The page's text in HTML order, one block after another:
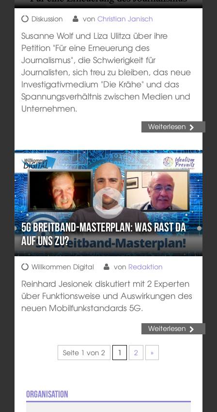
Diskussion von Christian Janisch
Susanne Wolf und Liza Ulitza über ihre
Petition "Für eine Erneuerung des
Journalismus", die Schwierigkeit für
Journalisten, sich treu zu bleiben, das neue
Investigativmedium "Die Krähe" und das
Spannungsverhältnis zwischen Medien und
Unternehmen.
Weiterlesen
5G Breitband-Masterplan: Was rast da
auf uns zu?
Willkommen Digital von Redaktion
Reinhard Jesionek diskutiert mit 2 Experten
über Funktionsweise und Auswirkungen des
neuen Mobilfunkstandards 5G.
Weiterlesen
Seite 1 von 2 1 2 »
Organisation